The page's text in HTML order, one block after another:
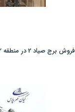
فروش برج صیاد 2 در منطقه 22 تهران